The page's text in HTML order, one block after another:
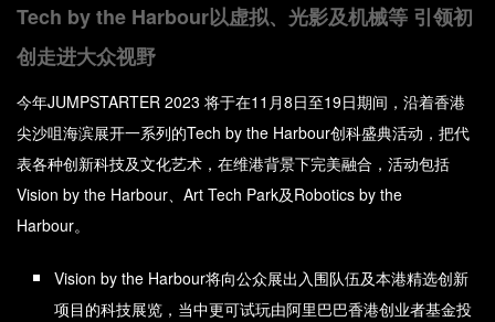
Tech by the Harbour以虚拟、光影及机械等 引领初
创走进大众视野
今年JUMPSTARTER 2023 将于在11月8日至19日期间，沿着香港
尖沙咀海滨展开一系列的Tech by the Harbour创科盛典活动，把代
表各种创新科技及文化艺术，在维港背景下完美融合，活动包括
Vision by the Harbour、Art Tech Park及Robotics by the
Harbour。
Vision by the Harbour将向公众展出入围队伍及本港精选创新
项目的科技展览，当中更可试玩由阿里巴巴香港创业者基金投